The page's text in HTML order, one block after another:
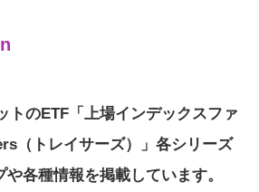
トのETF「上場インデックスファ
（トレイサーズ）」各シリーズ
各種情報を掲載しています。